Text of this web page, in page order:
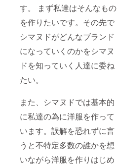
す。 まず私達はそんなもの
を作りたいです。その先で
シマヌドがどんなブランド
になっていくのかをシマヌ
ドを知っていく人達に委ね
たい。
また、シマヌドでは基本的
に私達の為に洋服を作って
います。誤解を恐れずに言
うと不特定多数の誰かを想
いながら洋服を作りはじめ